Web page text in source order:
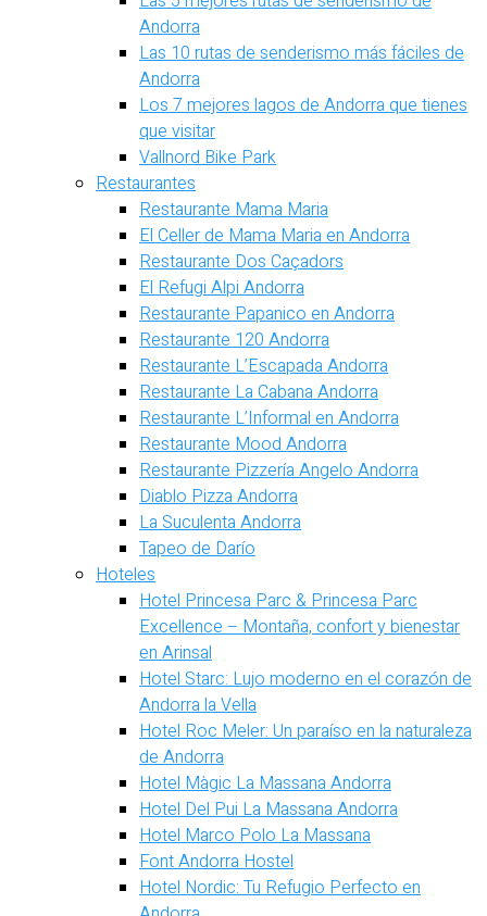
Andorra
Las 10 rutas de senderismo más fáciles de
Andorra
Los 7 mejores lagos de Andorra que tienes
que visitar
Vallnord Bike Park
Restaurantes
Restaurante Mama Maria
El Celler de Mama Maria en Andorra
Restaurante Dos Caçadors
El Refugi Alpi Andorra
Restaurante Papanico en Andorra
Restaurante 120 Andorra
Restaurante L’Escapada Andorra
Restaurante La Cabana Andorra
Restaurante L’Informal en Andorra
Restaurante Mood Andorra
Restaurante Pizzería Angelo Andorra
Diablo Pizza Andorra
La Suculenta Andorra
Tapeo de Darío
Hoteles
Hotel Princesa Parc & Princesa Parc
Excellence – Montaña, confort y bienestar
en Arinsal
Hotel Starc: Lujo moderno en el corazón de
Andorra la Vella
Hotel Roc Meler: Un paraíso en la naturaleza
de Andorra
Hotel Màgic La Massana Andorra
Hotel Del Pui La Massana Andorra
Hotel Marco Polo La Massana
Font Andorra Hostel
Hotel Nordic: Tu Refugio Perfecto en